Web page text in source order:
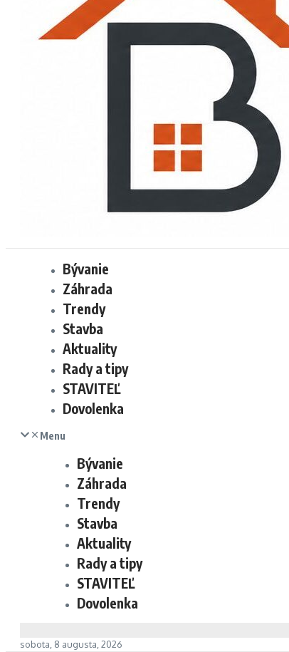
Bývanie
Záhrada
Trendy
Stavba
Aktuality
Rady a tipy
STAVITEĽ
Dovolenka
Menu
Bývanie
Záhrada
Trendy
Stavba
Aktuality
Rady a tipy
STAVITEĽ
Dovolenka
sobota, 8 augusta, 2026